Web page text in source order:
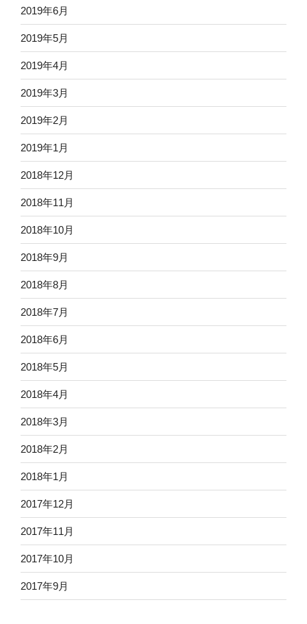
2019年6月
2019年5月
2019年4月
2019年3月
2019年2月
2019年1月
2018年12月
2018年11月
2018年10月
2018年9月
2018年8月
2018年7月
2018年6月
2018年5月
2018年4月
2018年3月
2018年2月
2018年1月
2017年12月
2017年11月
2017年10月
2017年9月